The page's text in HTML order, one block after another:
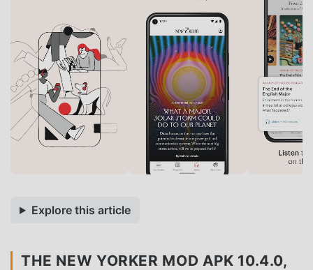
Explore this article
THE NEW YORKER MOD APK 10.4.0,